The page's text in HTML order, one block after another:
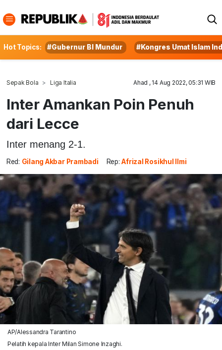
Hot Topics: #Gubernur BI Mundur #Kongres Umat Islam
Sepak Bola Liga Italia Ahad , 14 Aug 2022, 05:31 WIB
Inter Amankan Poin Penuh
dari Lecce
Inter menang 2-1.
Red: Gilang Akbar Prambadi Rep: Afrizal Rosikhul Ilmi
AP/Alessandra Tarantino
Pelatih kepala Inter Milan Simone Inzaghi.